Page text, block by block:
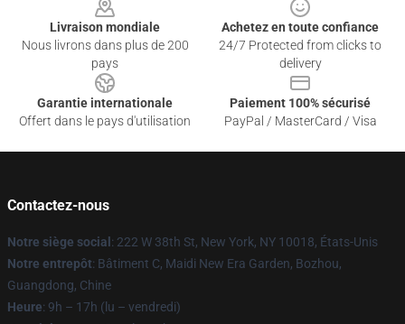
Livraison mondiale
Nous livrons dans plus de 200
pays
Achetez en toute confiance
24/7 Protected from clicks to
delivery
Garantie internationale
Offert dans le pays d'utilisation
Paiement 100% sécurisé
PayPal / MasterCard / Visa
Contactez-nous
Notre siège social : 222 W 38th St, New York, NY 10018, États-Unis
Notre entrepôt: Bâtiment C, Maidi New Era Garden, Bozhou,
Guangdong, Chine
Heure: 9h – 17h (lu – vendredi)